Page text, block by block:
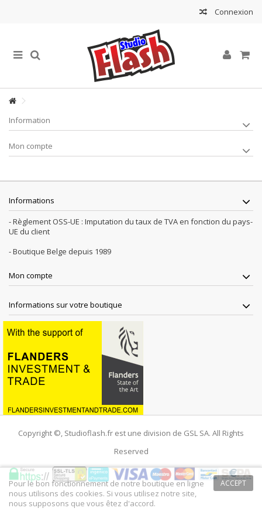
Connexion
Information
Mon compte
Informations
- Règlement OSS-UE : Imputation du taux de TVA en fonction du pays-
UE du client
- Boutique Belge depuis 1989
Mon compte
Informations sur votre boutique
Copyright ©, Studioflash.fr est une division de GSL SA. All Rights
Reserved
ACCEPT
Pour le bon fonctionnement de notre boutique en ligne
nous utilisons des cookies. Si vous utilisez notre site,
nous supposons que vous êtez d'accord.